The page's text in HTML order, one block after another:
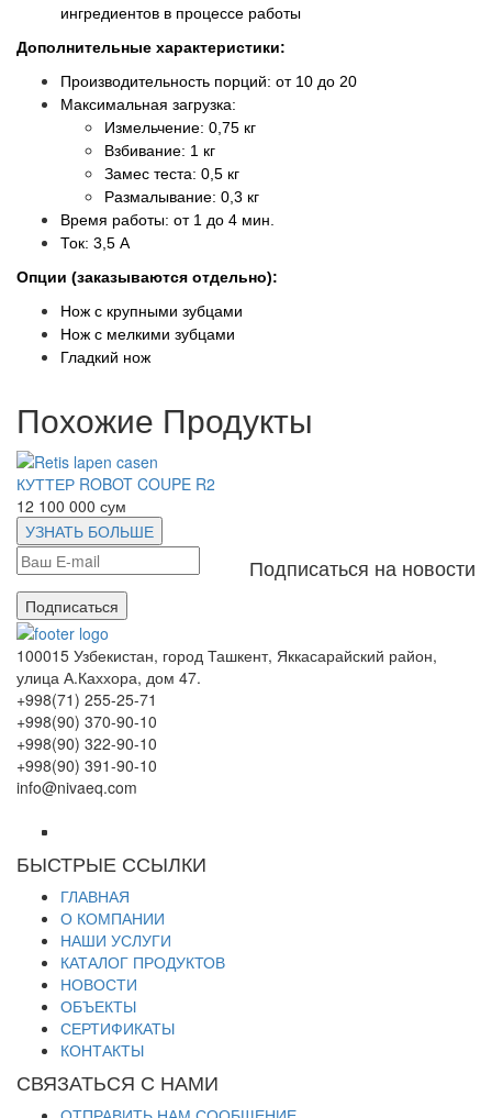
ингредиентов в процессе работы
Дополнительные характеристики:
Производительность порций: от 10 до 20
Максимальная загрузка:
Измельчение: 0,75 кг
Взбивание: 1 кг
Замес теста: 0,5 кг
Размалывание: 0,3 кг
Время работы: от 1 до 4 мин.
Ток: 3,5 А
Опции (заказываются отдельно):
Нож с крупными зубцами
Нож с мелкими зубцами
Гладкий нож
Похожие Продукты
КУТТЕР ROBOT COUPE R2
12 100 000 сум
УЗНАТЬ БОЛЬШЕ
Подписаться на новости
Подписаться
100015 Узбекистан, город Ташкент, Яккасарайский район,
улица А.Каххора, дом 47.
+998(71) 255-25-71
+998(90) 370-90-10
+998(90) 322-90-10
+998(90) 391-90-10
info@nivaeq.com
БЫСТРЫЕ ССЫЛКИ
ГЛАВНАЯ
О КОМПАНИИ
НАШИ УСЛУГИ
КАТАЛОГ ПРОДУКТОВ
НОВОСТИ
ОБЪЕКТЫ
СЕРТИФИКАТЫ
КОНТАКТЫ
СВЯЗАТЬСЯ С НАМИ